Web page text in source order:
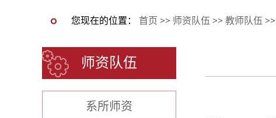
您现在的位置： 首页 >> 师资队伍 >> 教师队伍 >>
师资队伍
系所师资